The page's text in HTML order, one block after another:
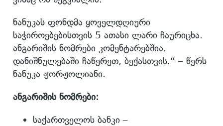
ნანუკას ფონდმა ყოველდღიური
საჭიროებებისთვის 5 ათასი ლარი ჩაურიცხა.
ანგარიშის ნომრები კომენტარებშია.
დანიშნულებაში ჩაწერეთ, ბექასთვის.“ – წერს
ნანუკა ჟორჟოლიანი.
ანგარიშის ნომრები:
საქართველოს ბანკი –